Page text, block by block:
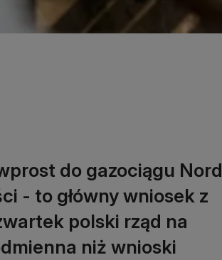
do gazociągu Nord
- to główny wniosek z
polski rząd na
niż wnioski